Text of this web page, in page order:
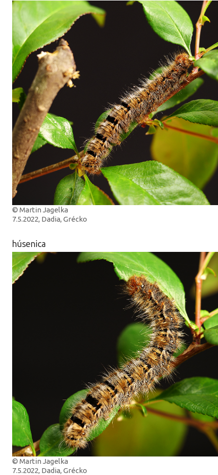
© Martin Jagelka
7.5.2022, Dadia, Grécko
húsenica
© Martin Jagelka
7.5.2022, Dadia, Grécko